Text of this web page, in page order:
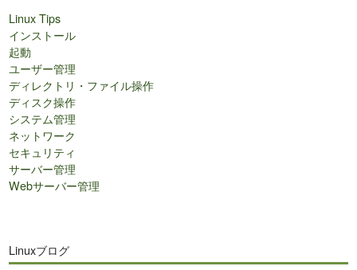
Linux Tips
インストール
起動
ユーザー管理
ディレクトリ・ファイル操作
ディスク操作
システム管理
ネットワーク
セキュリティ
サーバー管理
Webサーバー管理
Linuxブログ